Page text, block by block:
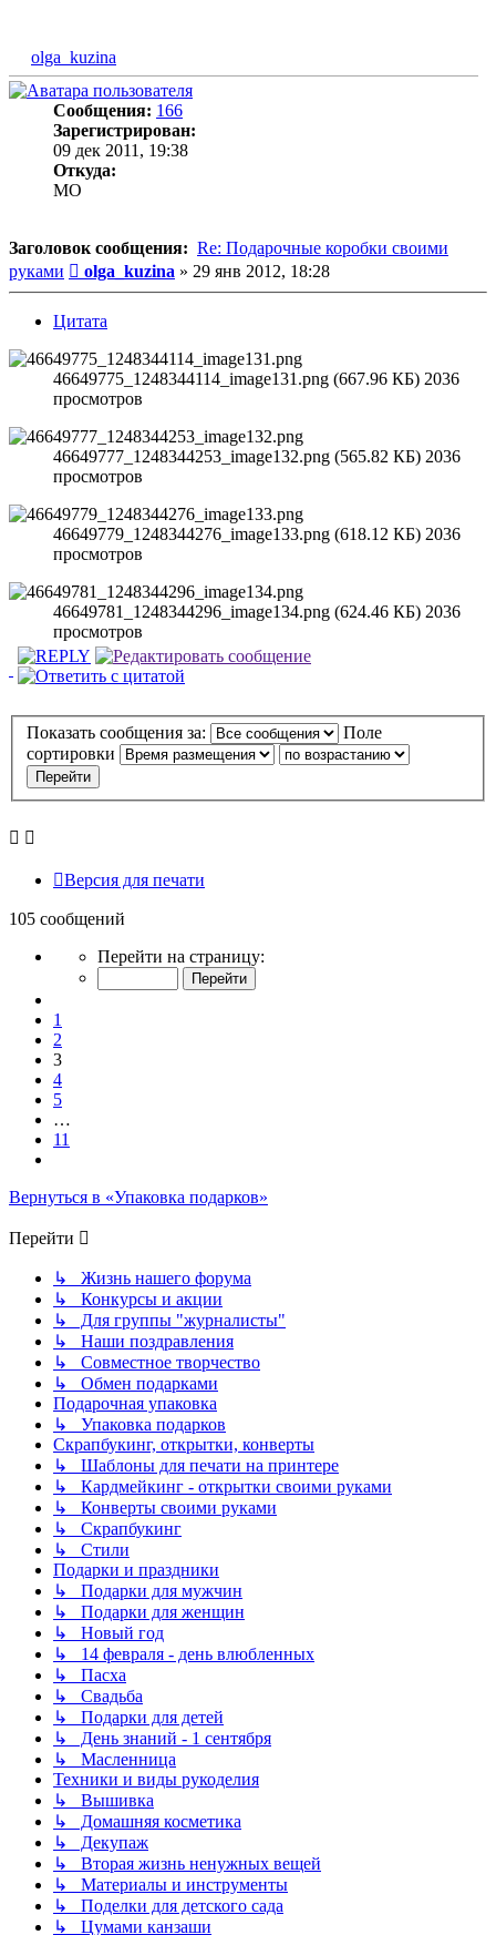
olga_kuzina
Сообщения: 166
Зарегистрирован:
09 дек 2011, 19:38
Откуда:
MO
Заголовок сообщения: Re: Подарочные коробки своими
руками
Сообщение
olga_kuzina » 29 янв 2012, 18:28
Цитата
46649775_1248344114_image131.png (667.96 КБ) 2036
просмотров
46649777_1248344253_image132.png (565.82 КБ) 2036
просмотров
46649779_1248344276_image133.png (618.12 КБ) 2036
просмотров
46649781_1248344296_image134.png (624.46 КБ) 2036
просмотров
Показать сообщения за:
Поле
сортировки
Версия для печати
105 сообщений
Страница
11
Перейти на страницу:
1
2
3
4
5
…
11
Вернуться в «Упаковка подарков»
Перейти
↳ Жизнь нашего форума
↳ Конкурсы и акции
↳ Для группы "журналисты"
↳ Наши поздравления
↳ Совместное творчество
↳ Обмен подарками
Подарочная упаковка
↳ Упаковка подарков
Скрапбукинг, открытки, конверты
↳ Шаблоны для печати на принтере
↳ Кардмейкинг - открытки своими руками
↳ Конверты своими руками
↳ Скрапбукинг
↳ Стили
Подарки и праздники
↳ Подарки для мужчин
↳ Подарки для женщин
↳ Новый год
↳ 14 февраля - день влюбленных
↳ Пасха
↳ Свадьба
↳ Подарки для детей
↳ День знаний - 1 сентября
↳ Масленница
Техники и виды рукоделия
↳ Вышивка
↳ Домашняя косметика
↳ Декупаж
↳ Вторая жизнь ненужных вещей
↳ Материалы и инструменты
↳ Поделки для детского сада
↳ Цумами канзаши